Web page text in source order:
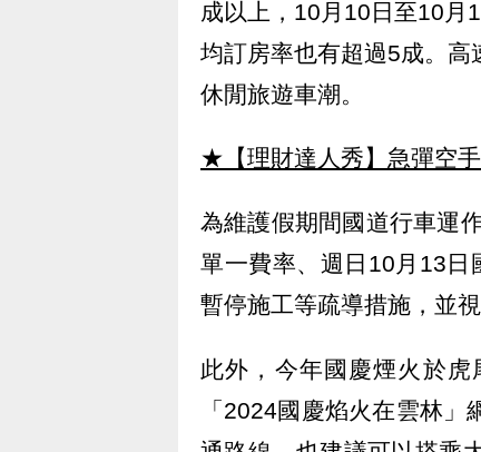
成以上，10月10日至10月
均訂房率也有超過5成。
休閒旅遊車潮。
★【理財達人秀】急彈空
為維護假期間國道行車運
單一費率、週日10月13日
暫停施工等疏導措施，並
此外，今年國慶煙火於
「2024國慶焰火在雲林